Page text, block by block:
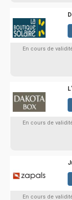
En cours de
En cours de
En cours de